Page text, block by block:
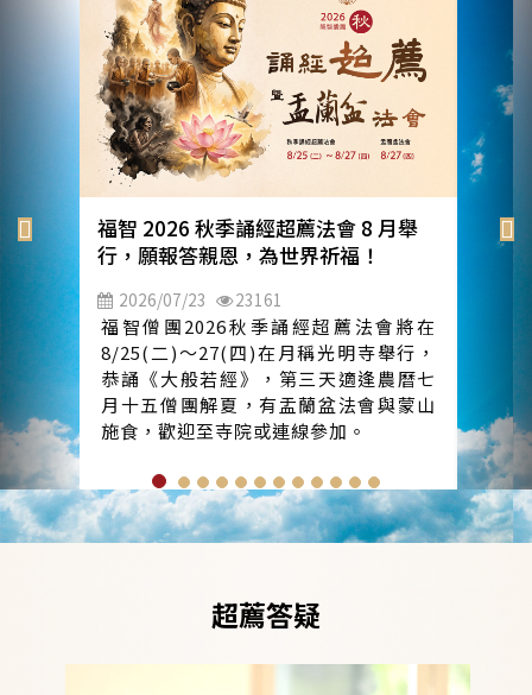
福智 2026 秋季誦經超薦法會 8 月舉
行，願報答親恩，為世界祈福！
2026/07/23 23161
福智僧團2026秋季誦經超薦法會將在
8/25(二)～27(四)在月稱光明寺舉行，
恭誦《大般若經》，第三天適逢農曆七
月十五僧團解夏，有盂蘭盆法會與蒙山
施食，歡迎至寺院或連線參加。
超薦答疑